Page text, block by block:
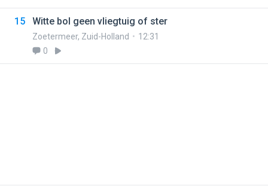
15 Witte bol geen vliegtuig of ster
Zoetermeer, Zuid-Holland
12:31
0